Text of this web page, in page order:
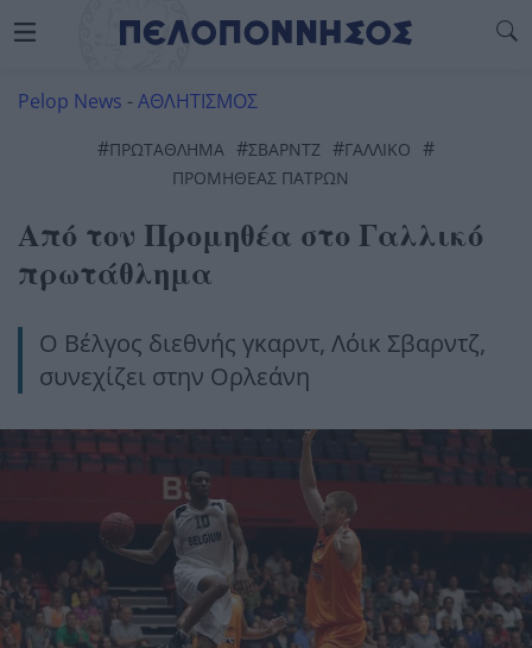
Pelop News -ΑΘΛΗΤΙΣΜΟΣ
#ΠΡΩΤΑΘΛΗΜΑ #ΣΒΑΡΝΤΖ #ΓΑΛΛΙΚΟ #
ΠΡΟΜΗΘΈΑΣ ΠΑΤΡΏΝ
Από τον Προμηθέα στο Γαλλικό
πρωτάθλημα
Ο Βέλγος διεθνής γκαρντ, Λόικ Σβαρντζ,
συνεχίζει στην Ορλεάνη